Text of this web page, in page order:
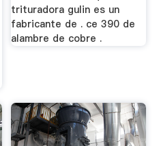
trituradora gulin es un
fabricante de . ce 390 de
alambre de cobre .